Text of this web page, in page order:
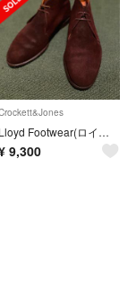
Lloyd Footwear(ロイドフットウェア) チャッカブーツ 26.5cm
9,300